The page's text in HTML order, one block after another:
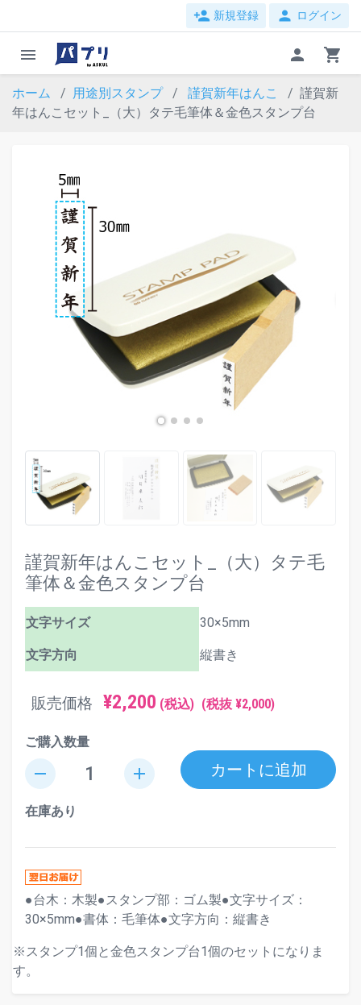
person_add 新規登録 person ログイン
menu person shopping_cart
ホーム 用途別スタンプ 謹賀新年はんこ
謹賀新
年はんこセット_（大）タテ毛筆体＆金色スタンプ台
謹賀新年はんこセット_（大）タテ毛
筆体＆金色スタンプ台
文字サイズ 30×5mm
文字方向 縦書き
販売価格 ¥2,200 (税込) (税抜 ¥2,000)
ご購入数量
remove add カートに追加
在庫あり
●台木：木製●スタンプ部：ゴム製●文字サイズ：
30×5mm●書体：毛筆体●文字方向：縦書き
※スタンプ1個と金色スタンプ台1個のセットになりま
す。